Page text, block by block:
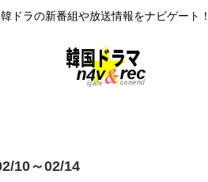
韓ドラの新番組や放送情報をナビゲート！
10～02/14